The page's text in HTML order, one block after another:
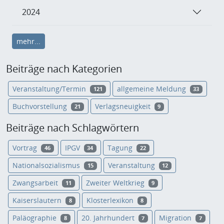
2024
mehr...
Beiträge nach Kategorien
Veranstaltung/Termin 121 allgemeine Meldung 33
Buchvorstellung 21 Verlagsneuigkeit 9
Beiträge nach Schlagwörtern
Vortrag 46 IPGV 34 Tagung 22
Nationalsozialismus 15 Veranstaltung 12
Zwangsarbeit 11 Zweiter Weltkrieg 9
Kaiserslautern 8 Klosterlexikon 8
Paläographie 8 20. Jahrhundert 7 Migration 7